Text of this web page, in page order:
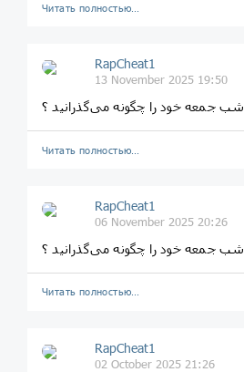
Читать полностью…
RapCheat1
13 November 2025 19:50
شب جمعه خود را چگونه می‌گذرانید ؟
Читать полностью…
RapCheat1
06 November 2025 20:26
شب جمعه خود را چگونه می‌گذرانید ؟
Читать полностью…
RapCheat1
02 October 2025 21:26